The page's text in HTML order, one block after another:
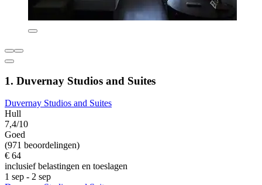
1. Duvernay Studios and Suites
Duvernay Studios and Suites
Hull
7,4/10
Goed
(971 beoordelingen)
€ 64
inclusief belastingen en toeslagen
1 sep - 2 sep